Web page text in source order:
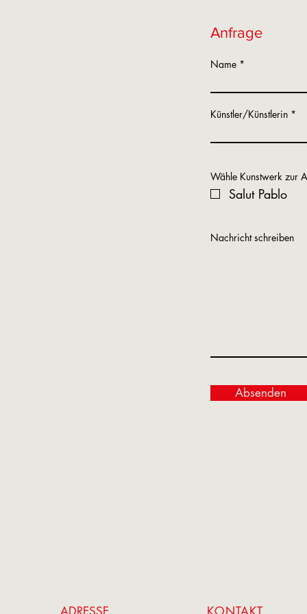
Anfrage
Name
Künstler/Künstlerin
Wähle Kunstwerk zur
Salut Pablo
Nachricht schreiben
Absenden